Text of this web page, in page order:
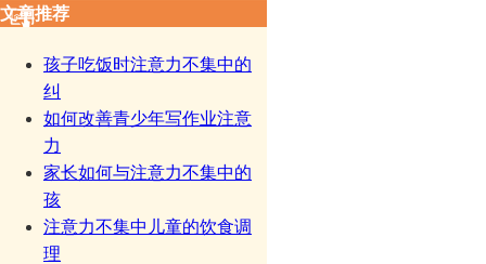
文章推荐
孩子吃饭时注意力不集中的
纠
如何改善青少年写作业注意
力
家长如何与注意力不集中的
孩
注意力不集中儿童的饮食调
理